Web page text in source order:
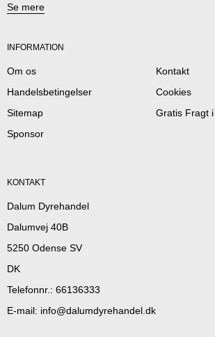
Se mere
INFORMATION
Om os
Kontakt
Handelsbetingelser
Cookies
Sitemap
Gratis Fragt
Sponsor
KONTAKT
Dalum Dyrehandel
Dalumvej 40B
5250 Odense SV
DK
Telefonnr. : 66136333
E-mail: info@dalumdyrehandel.dk